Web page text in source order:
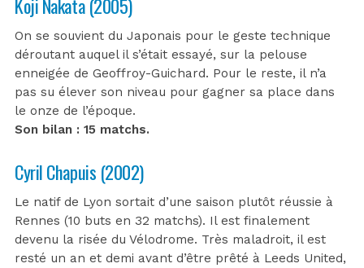
On se souvient du Japonais pour le geste technique
déroutant auquel il s’était essayé, sur la pelouse
enneigée de Geoffroy-Guichard. Pour le reste, il n’a
pas su élever son niveau pour gagner sa place dans
le onze de l’époque.
Son bilan : 15 matchs.
Cyril Chapuis (2002)
Le natif de Lyon sortait d’une saison plutôt réussie à
Rennes (10 buts en 32 matchs). Il est finalement
devenu la risée du Vélodrome. Très maladroit, il est
resté un an et demi avant d’être prêté à Leeds United,